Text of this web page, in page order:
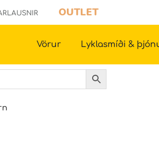
OUTLET
Vörur Lyklasmíði &